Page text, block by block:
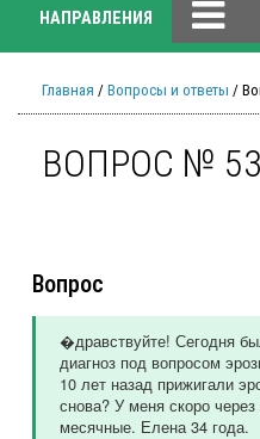
НАПРАВЛЕНИЯ
Главная / Вопросы и ответы /
ВОПРОС №
Вопрос
�дравствуйте! Сегодня
диагноз под вопросом
10 лет назад прижигали
снова? У меня скоро
месячные. Елена 34 года.